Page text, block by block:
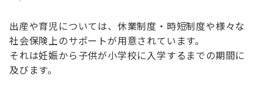
出産や育児については、休業制度・時短制度や様々な
社会保険上のサポートが用意されています。
それは妊娠から子供が小学校に入学するまでの期間に
及びます。